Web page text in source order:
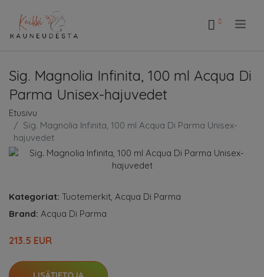
Sig. Magnolia Infinita, 100 ml Acqua Di
Parma Unisex-hajuvedet
Etusivu
Sig. Magnolia Infinita, 100 ml Acqua Di Parma Unisex-
hajuvedet
Kategoriat: Tuotemerkit, Acqua Di Parma
Brand: Acqua Di Parma
213.5 EUR